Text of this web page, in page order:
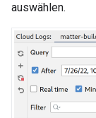
auswählen.